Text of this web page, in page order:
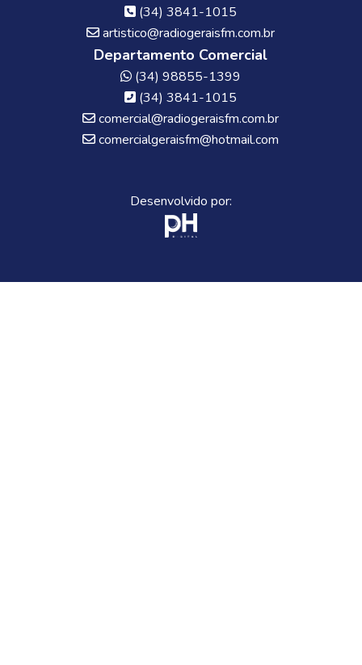
(34) 3841-1015
artistico@radiogeraisfm.com.br
Departamento Comercial
(34) 98855-1399
(34) 3841-1015
comercial@radiogeraisfm.com.br
comercialgeraisfm@hotmail.com
Desenvolvido por: